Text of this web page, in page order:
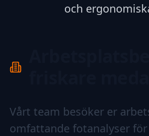
och
Vårt team besöker er
omfattande fotanalyser